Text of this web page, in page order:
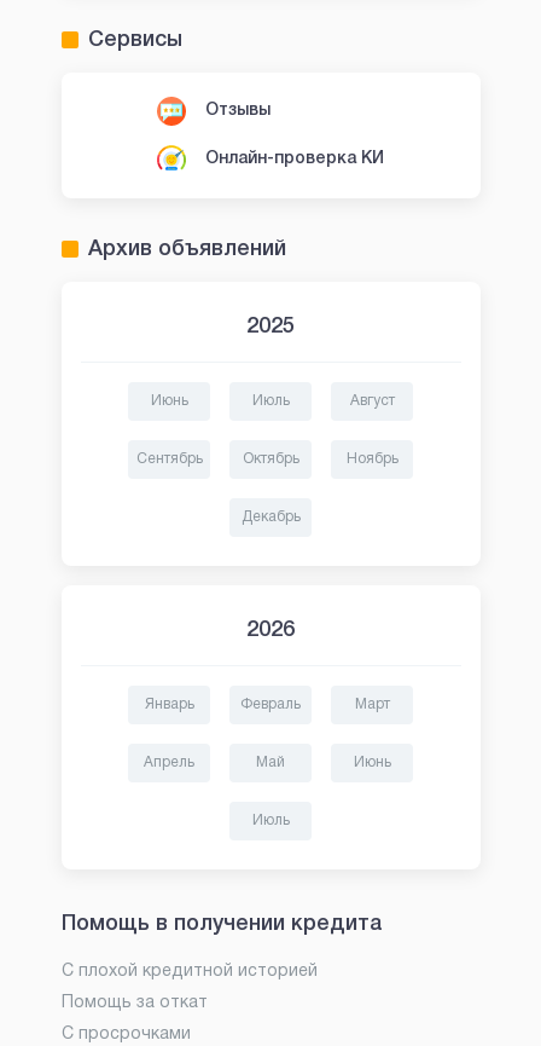
Сервисы
Отзывы
Онлайн-проверка КИ
Архив объявлений
2025
Июнь Июль Август
Сентябрь Октябрь Ноябрь
Декабрь
2026
Январь Февраль Март
Апрель Май Июнь
Июль
Помощь в получении кредита
С плохой кредитной историей
Помощь за откат
С просрочками